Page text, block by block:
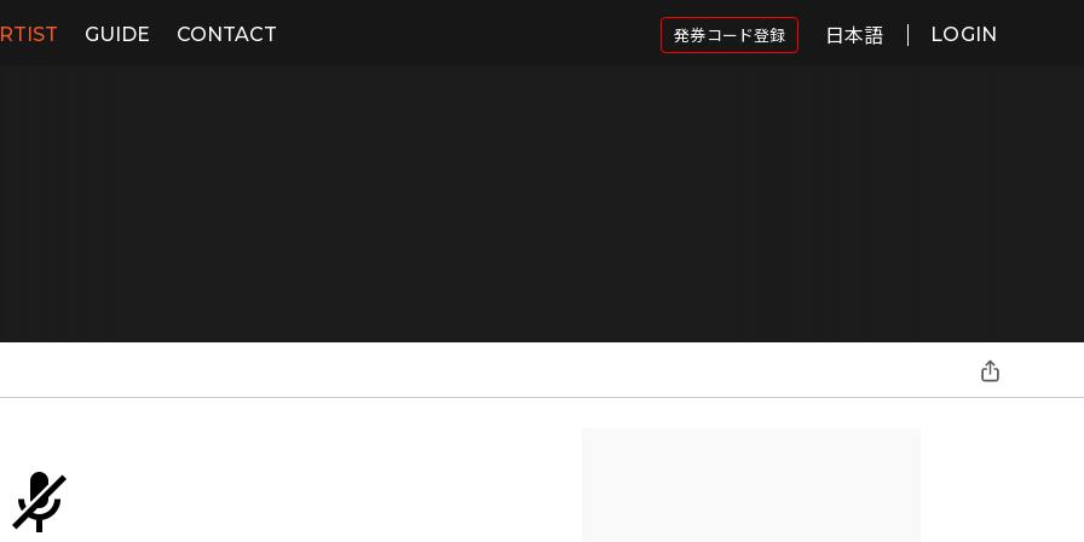
GUIDE CONTACT 発券コード登録 日本語 LOGIN